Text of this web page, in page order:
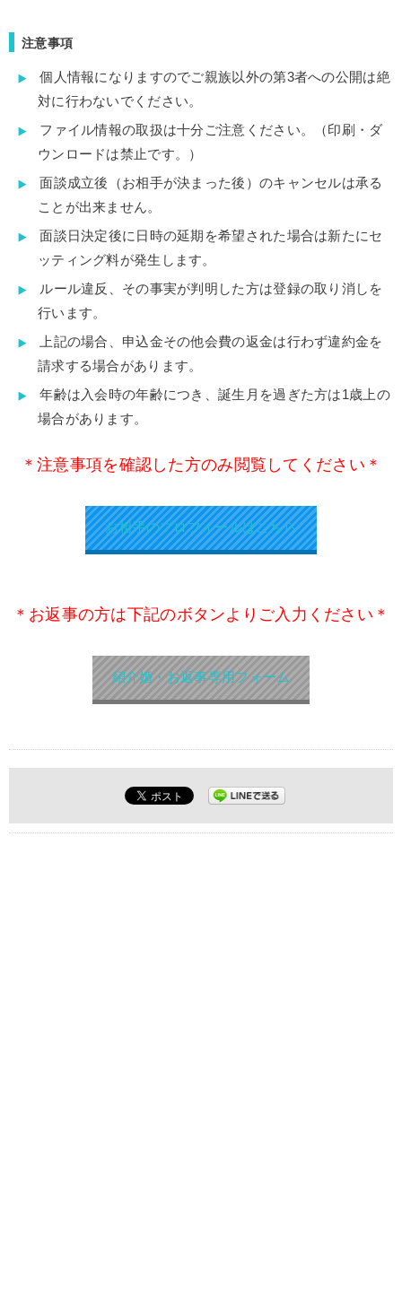
注意事項
個人情報になりますのでご親族以外の第3者への公開は絶
対に行わないでください。
ファイル情報の取扱は十分ご注意ください。（印刷・ダ
ウンロードは禁止です。）
面談成立後（お相手が決まった後）のキャンセルは承る
ことが出来ません。
面談日決定後に日時の延期を希望された場合は新たにセ
ッティング料が発生します。
ルール違反、その事実が判明した方は登録の取り消しを
行います。
上記の場合、申込金その他会費の返金は行わず違約金を
請求する場合があります。
年齢は入会時の年齢につき、誕生月を過ぎた方は1歳上の
場合があります。
＊注意事項を確認した方のみ閲覧してください＊
お相手のプロフィールはこちら
＊お返事の方は下記のボタンよりご入力ください＊
紹介婚・お返事専用フォーム